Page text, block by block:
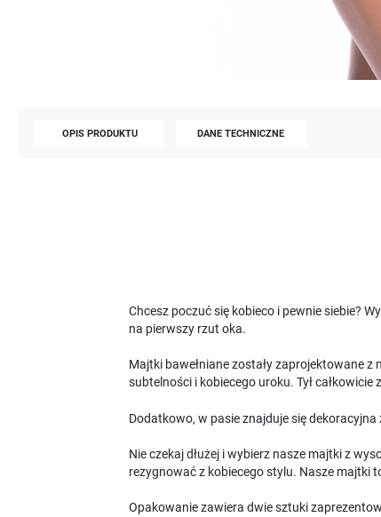
OPIS PRODUKTU DANE TECHNICZNE
Chcesz poczuć się kobieco i pewnie siebie?
na pierwszy rzut oka.
Majtki bawełniane zostały zaprojektowane
subtelności i kobiecego uroku. Tył
Dodatkowo, w pasie znajduje się
Nie czekaj dłużej i wybierz nasze majtki z
rezygnować z kobiecego stylu. Nasze majtki
Opakowanie zawiera dwie sztuki